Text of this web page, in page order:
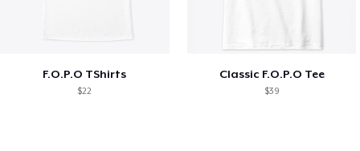
F.O.P.O TShirts
$22
Classic F.O.P.O Tee
$39